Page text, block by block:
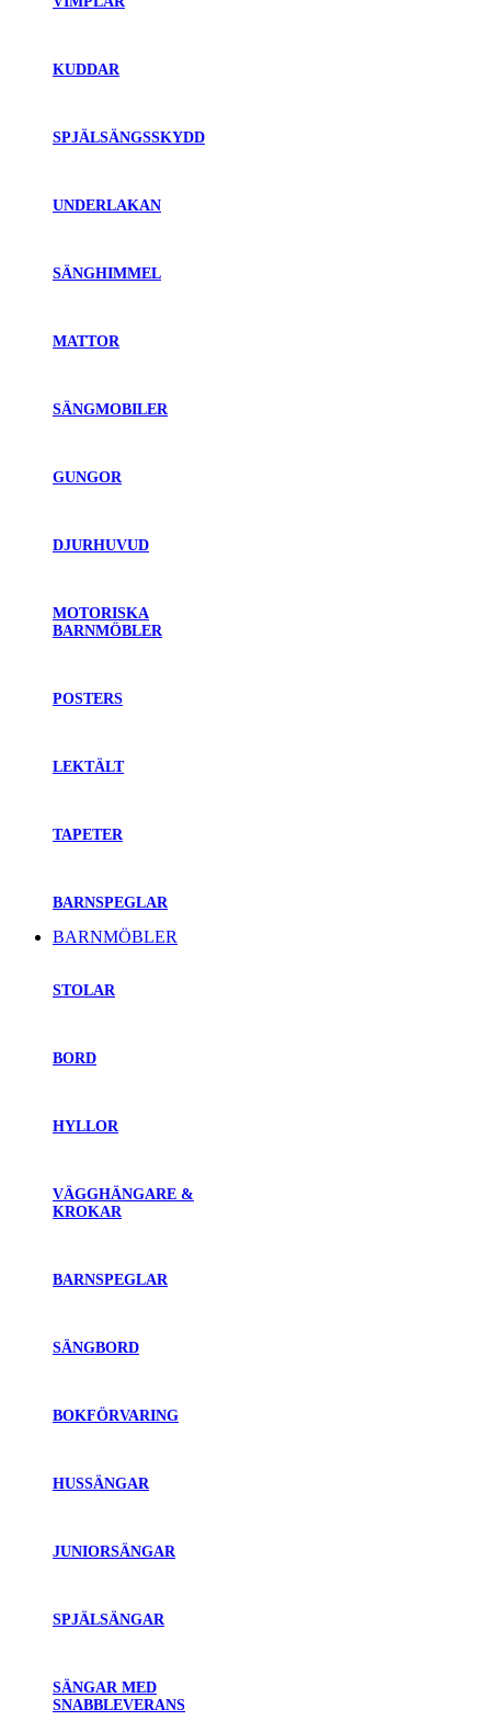
KUDDAR
SPJÄLSÄNGSSKYDD
UNDERLAKAN
SÄNGHIMMEL
MATTOR
SÄNGMOBILER
GUNGOR
DJURHUVUD
MOTORISKA
BARNMÖBLER
POSTERS
LEKTÄLT
TAPETER
BARNSPEGLAR
BARNMÖBLER
STOLAR
BORD
HYLLOR
VÄGGHÄNGARE &
KROKAR
BARNSPEGLAR
SÄNGBORD
BOKFÖRVARING
HUSSÄNGAR
JUNIORSÄNGAR
SPJÄLSÄNGAR
SÄNGAR MED
SNABBLEVERANS